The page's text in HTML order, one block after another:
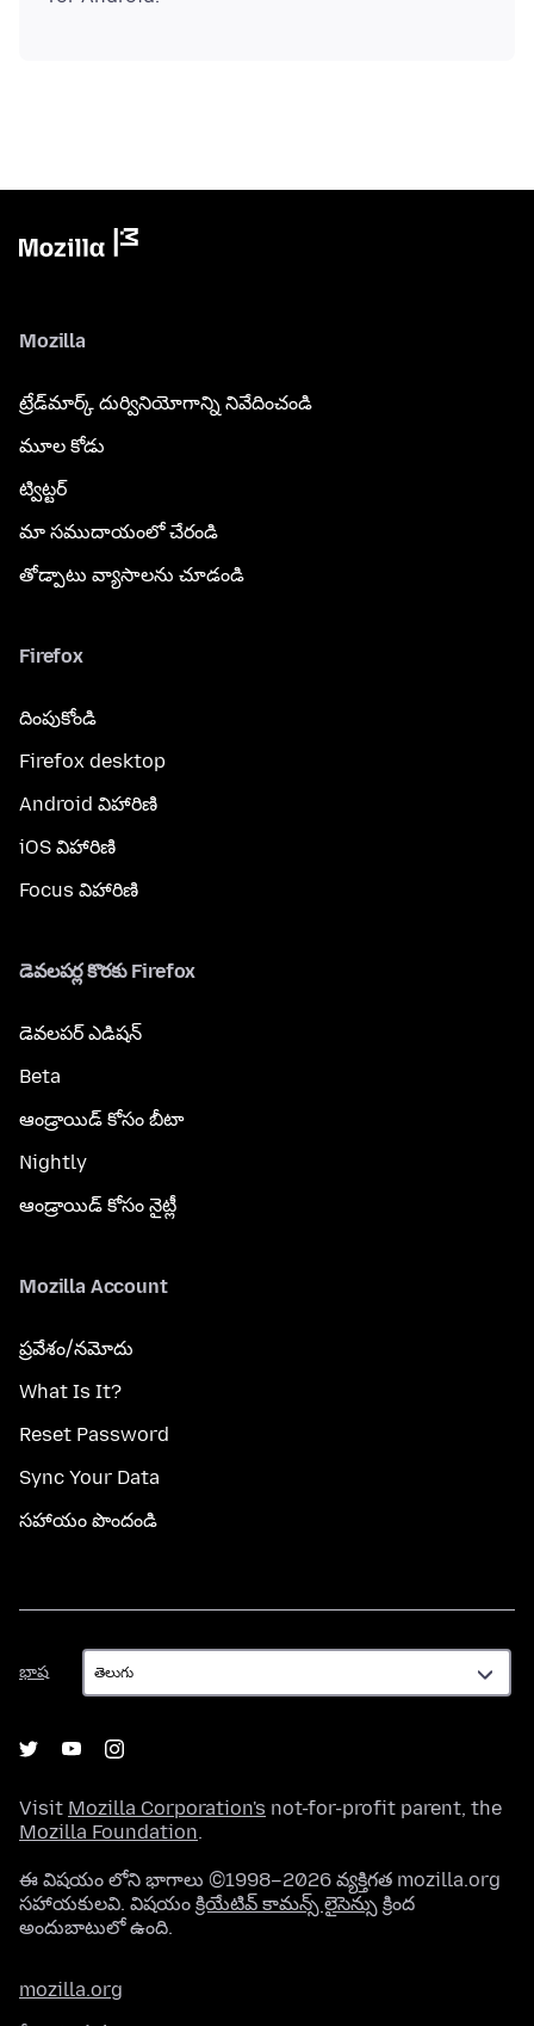
Mozilla
ట్రేడ్‌మార్క్ దుర్వినియోగాన్ని నివేదించండి
మూల కోడు
ట్విట్టర్
మా సముదాయంలో చేరండి
తోడ్పాటు వ్యాసాలను చూడండి
Firefox
దింపుకోండి
Firefox desktop
Android విహారిణి
iOS విహారిణి
Focus విహారిణి
డెవలపర్ల కొరకు Firefox
డెవలపర్ ఎడిషన్
Beta
ఆండ్రాయిడ్ కోసం బీటా
Nightly
ఆండ్రాయిడ్ కోసం నైట్లీ
Mozilla Account
ప్రవేశం/నమోదు
What Is It?
Reset Password
Sync Your Data
సహాయం పొందండి
భాష
భాష
Visit Mozilla Corporation's not-for-profit parent, the
Mozilla Foundation.
ఈ విషయం లోని భాగాలు ©1998–2026 వ్యక్తిగత mozilla.org
సహాయకులవి. విషయం క్రియేటివ్ కామన్స్ లైసెన్సు క్రింద
అందుబాటులో ఉంది.
mozilla.org